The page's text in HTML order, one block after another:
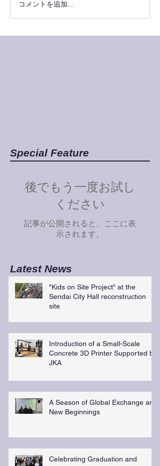
コメントを追加…
Special Feature
後でもう一度お試し
ください
記事が公開されると、ここに表
示されます。
Latest News
"Kids on Site Project" at the
Sendai City Hall reconstruction
site
Introduction of a Small-Scale
Concrete 3D Printer Supported by
JKA
A Season of Global Exchange and
New Beginnings
Celebrating Graduation and